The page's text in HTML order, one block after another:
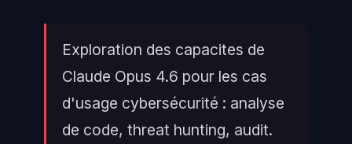
Exploration des capacites de
Claude Opus 4.6 pour les cas
d'usage cybersécurité : analyse
de code, threat hunting, audit.